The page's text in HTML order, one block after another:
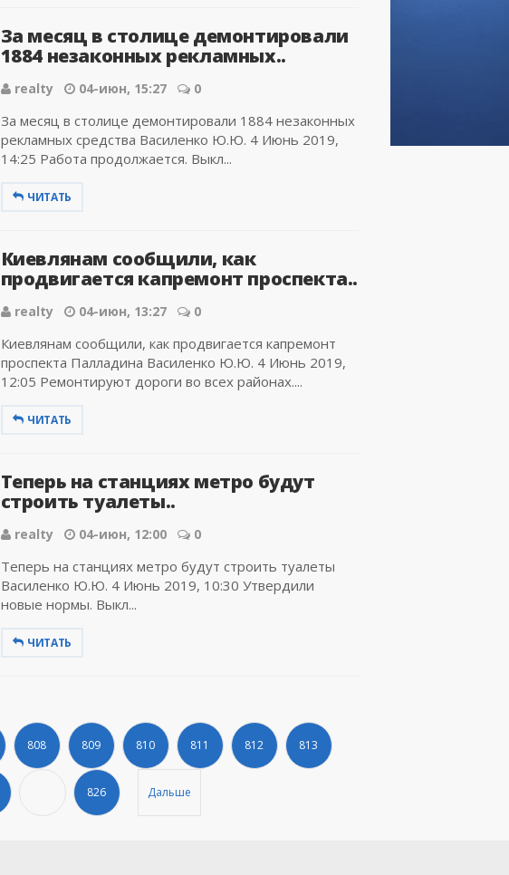
За месяц в столице демонтировали
1884 незаконных рекламных..
realty 04-июн, 15:27 0
За месяц в столице демонтировали 1884 незаконных
рекламных средства Василенко Ю.Ю. 4 Июнь 2019,
14:25 Работа продолжается. Выкл...
ЧИТАТЬ
Киевлянам сообщили, как
продвигается капремонт проспекта..
realty 04-июн, 13:27 0
Киевлянам сообщили, как продвигается капремонт
проспекта Палладина Василенко Ю.Ю. 4 Июнь 2019,
12:05 Ремонтируют дороги во всех районах....
ЧИТАТЬ
Теперь на станциях метро будут
строить туалеты..
realty 04-июн, 12:00 0
Теперь на станциях метро будут строить туалеты
Василенко Ю.Ю. 4 Июнь 2019, 10:30 Утвердили
новые нормы. Выкл...
ЧИТАТЬ
808 809 810 811 812 813
826 Дальше